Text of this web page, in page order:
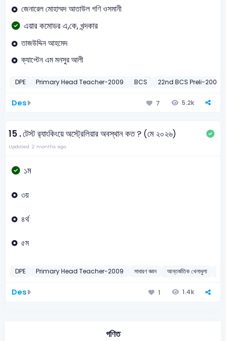
জেনারেল মোহাম্মদ আতাউল গণি ওসমানী
এয়ার কমোডর এ,কে, খন্দকার
তাজউদ্দিন আহমেদ
ক্যাপ্টেন এম মনসুর আলী
DPE Primary Head Teacher-2009 BCS 22nd BCS Preli-2001
Des 7 5.2k
15 .টেস্ট র‍্যাংকিংয়ে অস্ট্রেলিয়ার অবস্থান কত ? (মে ২০২৬)
Updated: 2 months ago
১ম
৩য়
৪র্থ
৫ম
DPE Primary Head Teacher-2009 সাধারণ জ্ঞান আন্তর্জতিক খেলাধুলা
Des 1 1.4k
গণিত